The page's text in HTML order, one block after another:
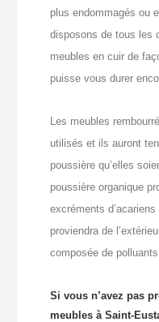
plus endommagés ou
disposons de tous les
meubles en cuir de
puisse vous durer
Les meubles
utilisés et ils auront
poussière qu’elles
poussière organique
excréments
proviendra de
composée de
Si vous n’avez pas
meubles à Saint-